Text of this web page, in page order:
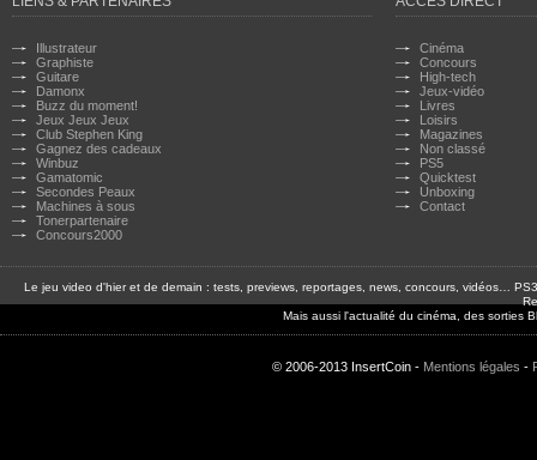
Illustrateur
Graphiste
Guitare
Damonx
Buzz du moment!
Jeux Jeux Jeux
Club Stephen King
Gagnez des cadeaux
Winbuz
Gamatomic
Secondes Peaux
Machines à sous
Tonerpartenaire
Concours2000
Cinéma
Concours
High-tech
Jeux-vidéo
Livres
Loisirs
Magazines
Non classé
PS5
Quicktest
Unboxing
Contact
Le jeu video d'hier et de demain : tests, previews, reportages, news, concours, vidéos…
Mais aussi l'actualité du cinéma, des sorties
© 2006-2013 InsertCoin - Mentions légales -